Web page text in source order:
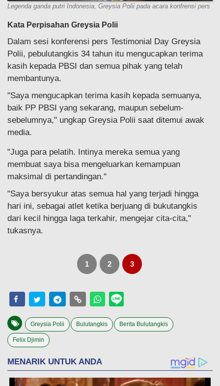
Legenda ganda putri Indonesia, Greysia Polii pada acara konfrensi pers
Kata Perpisahan Greysia Polii
Dalam sesi konferensi pers Testimonial Day Greysia
Polii, pebulutangkis 34 tahun itu mengucapkan terima
kasih kepada PBSI dan semua pihak yang telah
membantunya.
"Saya mengucapkan terima kasih kepada semuanya,
baik PP PBSI yang sekarang, maupun sebelum-
sebelumnya," ungkap Greysia Polii saat ditemui awak
media.
"Juga para pelatih. Intinya mereka semua yang
membuat saya bisa mengeluarkan kemampuan
maksimal di pertandingan."
"Saya bersyukur atas semua hal yang terjadi hingga
hari ini, sebagai atlet ketika berjuang di bukutangkis
dari kecil hingga laga terkahir, mengejar cita-cita,"
tukasnya.
1 2 3
Greysia Polii Bulutangkis Berita Bulutangkis
Felix Djimin